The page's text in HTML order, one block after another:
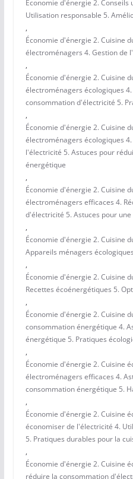
Économie d'énergie 2. Conseils
Utilisation responsable 5.
,
Économie d'énergie 2. Cuisine
électroménagers 4. Gestion de
,
Économie d'énergie 2. Cuisine
électroménagers écologiques
consommation d'électricité 5.
,
Économie d'énergie 2. Cuisine
électroménagers écologiques
l'électricité 5. Astuces pour
énergétique
,
Économie d'énergie 2. Cuisine
électroménagers efficaces 4.
d'électricité 5. Astuces pour
,
Économie d'énergie 2. Cuisine
Appareils ménagers
,
Économie d'énergie 2. Cuisine
Recettes écoénergétiques 5.
,
Économie d'énergie 2. Cuisine
consommation énergétique 4.
énergétique 5. Pratiques
,
Économie d'énergie 2. Cuisine
électroménagers efficaces 4.
consommation énergétique 5.
,
Économie d'énergie 2. Cuisine
économiser de l'électricité 4.
5. Pratiques durables pour la
,
Économie d'énergie 2. Cuisine
réduire la consommation